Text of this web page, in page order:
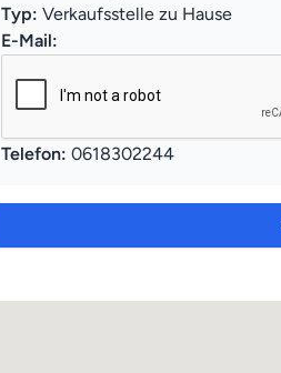
Typ: Verkaufsstelle zu Hause
E-Mail:
Telefon: 0618302244